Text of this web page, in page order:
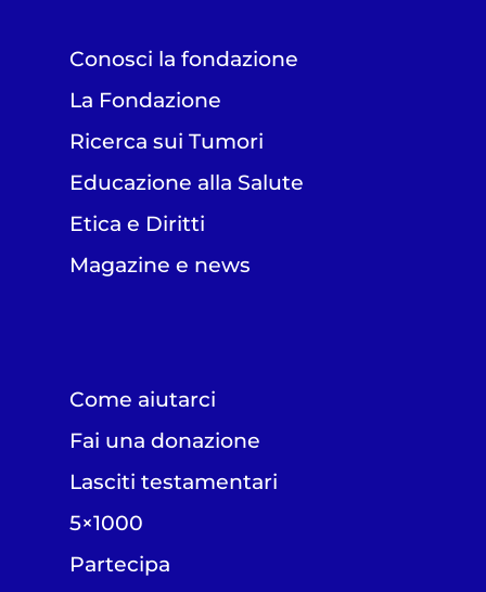
Conosci la fondazione
La Fondazione
Ricerca sui Tumori
Educazione alla Salute
Etica e Diritti
Magazine e news
Come aiutarci
Fai una donazione
Lasciti testamentari
5×1000
Partecipa